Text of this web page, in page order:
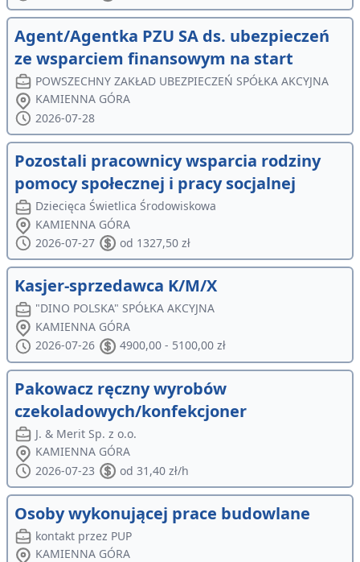
Agent/Agentka PZU SA ds. ubezpieczeń
ze wsparciem finansowym na start
POWSZECHNY ZAKŁAD UBEZPIECZEŃ SPÓŁKA AKCYJNA
KAMIENNA GÓRA
2026-07-28
Pozostali pracownicy wsparcia rodziny
pomocy społecznej i pracy socjalnej
Dziecięca Świetlica Środowiskowa
KAMIENNA GÓRA
2026-07-27
od 1327,50 zł
Kasjer-sprzedawca K/M/X
"DINO POLSKA" SPÓŁKA AKCYJNA
KAMIENNA GÓRA
2026-07-26
4900,00 - 5100,00 zł
Pakowacz ręczny wyrobów
czekoladowych/konfekcjoner
J. & Merit Sp. z o.o.
KAMIENNA GÓRA
2026-07-23
od 31,40 zł/h
Osoby wykonującej prace budowlane
kontakt przez PUP
KAMIENNA GÓRA